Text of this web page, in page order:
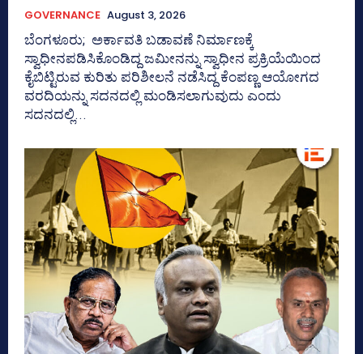
GOVERNANCE August 3, 2026
ಬೆಂಗಳೂರು; ಅರ್ಕಾವತಿ ಬಡಾವಣೆ ನಿರ್ಮಾಣಕ್ಕೆ
ಸ್ವಾಧೀನಪಡಿಸಿಕೊಂಡಿದ್ದ ಜಮೀನನ್ನು ಸ್ವಾಧೀನ ಪ್ರಕ್ರಿಯೆಯಿಂದ
ಕೈಬಿಟ್ಟಿರುವ ಕುರಿತು ಪರಿಶೀಲನೆ ನಡೆಸಿದ್ದ ಕೆಂಪಣ್ಣ ಆಯೋಗದ
ವರದಿಯನ್ನು ಸದನದಲ್ಲಿ ಮಂಡಿಸಲಾಗುವುದು ಎಂದು
ಸದನದಲ್ಲಿ...